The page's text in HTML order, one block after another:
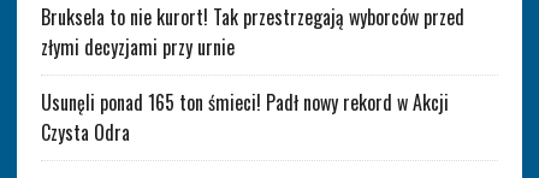
Bruksela to nie kurort! Tak przestrzegają wyborców przed
złymi decyzjami przy urnie
Usunęli ponad 165 ton śmieci! Padł nowy rekord w Akcji
Czysta Odra